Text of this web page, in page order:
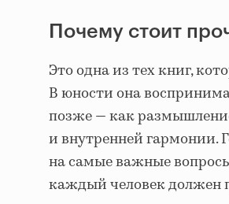
Почему стоит
Это одна из тех книг,
В юности она
позже — как
и внутренней гармонии.
на самые важные
каждый человек должен